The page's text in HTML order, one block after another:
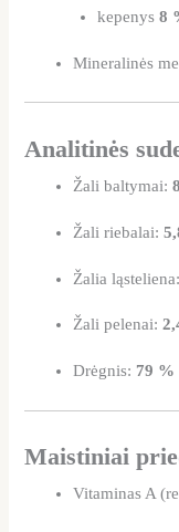
kepenys8
Mineralinės
Analitinės
Žali baltymai:
Žali riebalai:
Žalia
Žali pelenai:
Drėgnis: 79 %
Maistiniai
Vitaminas A